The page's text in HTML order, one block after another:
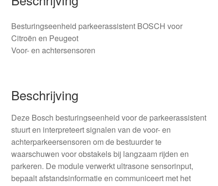
Besturingseenheid parkeerassistent BOSCH voor
Citroën en Peugeot
Voor- en achtersensoren
Beschrijving
Deze Bosch besturingseenheid voor de parkeerassistent
stuurt en interpreteert signalen van de voor- en
achterparkeersensoren om de bestuurder te
waarschuwen voor obstakels bij langzaam rijden en
parkeren. De module verwerkt ultrasone sensorinput,
bepaalt afstandsinformatie en communiceert met het